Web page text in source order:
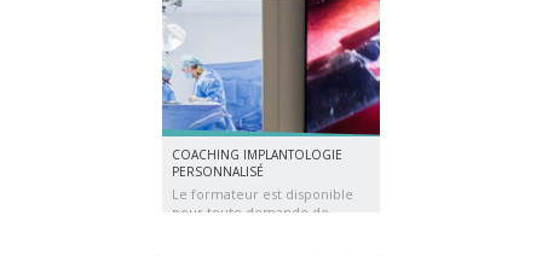
COACHING IMPLANTOLOGIE
PERSONNALISÉ
Le formateur est disponible
pour toute demande de